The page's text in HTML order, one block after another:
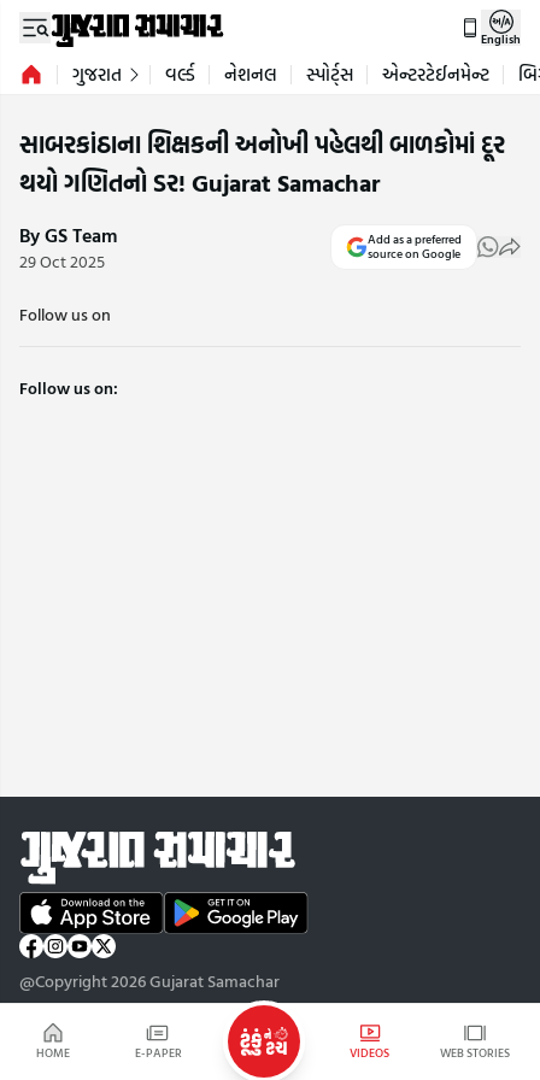
HOME E-PAPER VIDEOS WEB STORIES
English
ગુજરાત વર્લ્ડ નેશનલ સ્પોર્ટ્સ એન્ટરટેઈનમેન્ટ
સાબરકાંઠાના શિક્ષકની અનોખી પહેલથી બાળકોમાં દૂર
થયો ગણિતનો ડર! Gujarat Samachar
By GS Team
29 Oct 2025
Add as a preferred
source on Google
Follow us on
Follow us on:
@Copyright 2026 Gujarat Samachar